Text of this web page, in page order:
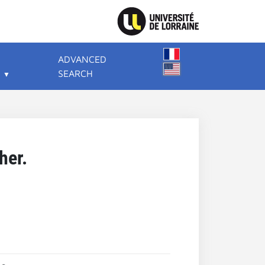
ADVANCED
SEARCH